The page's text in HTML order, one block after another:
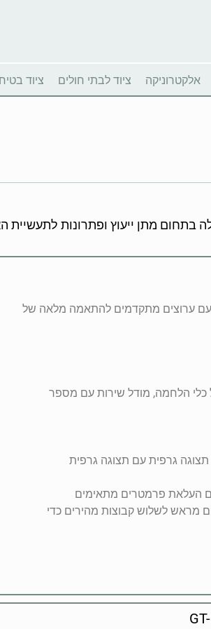
אלקטרוניקה ציוד לבתי חולים ציוד
מתן ייעוץ ופתרונות לתעשיית
עופרת עם ערוצים מתקדמים להתאמה מלאה של
כלי הלחמה, מודל שירות עם מספר
גרפית עם תצוגה גרפית
העלאת פרמטרים מתאימים
מראש לשלוש קבוצות מהירים כדי